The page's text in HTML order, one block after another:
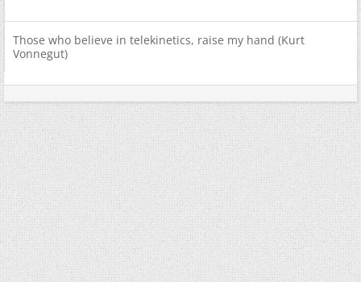
Those who believe in telekinetics, raise my hand (Kurt
Vonnegut)